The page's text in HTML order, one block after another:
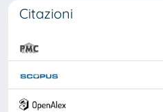
Citazioni